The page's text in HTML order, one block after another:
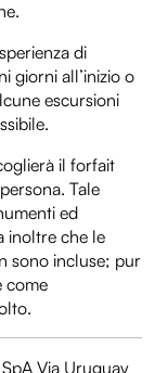
di
giorni all’inizio o
escursioni
il forfait
Tale
ed
inoltre che le
sono incluse; pur
come
Via Uruguay